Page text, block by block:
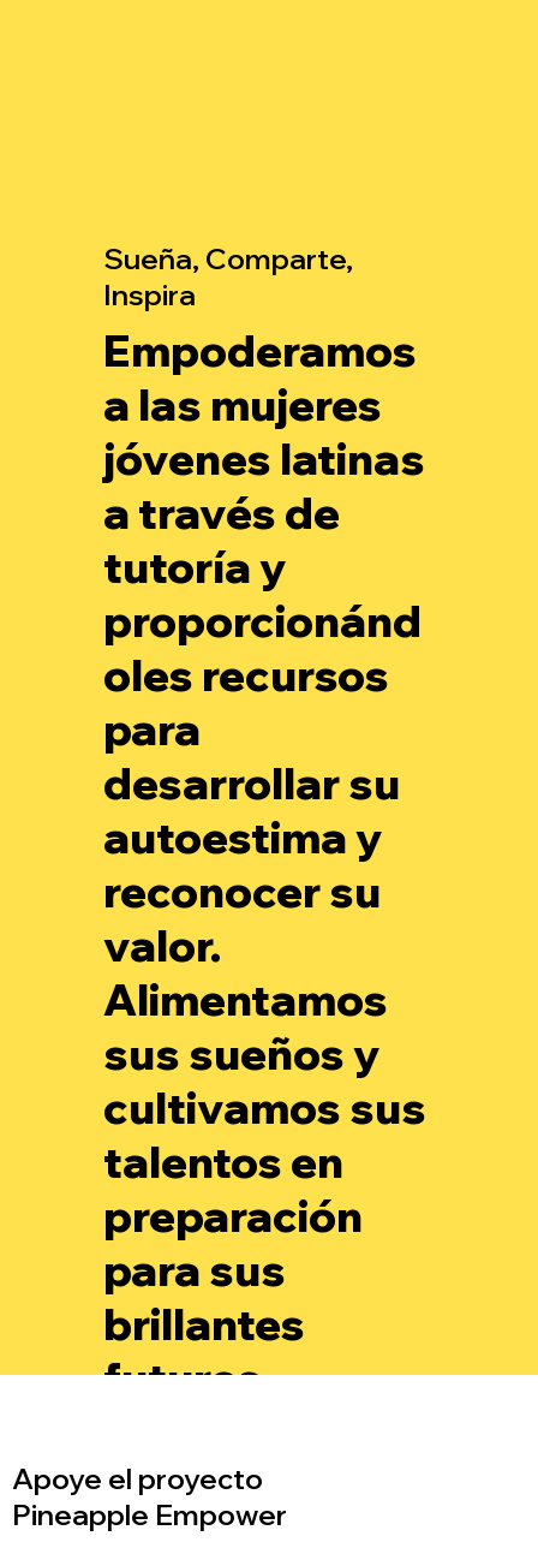
Sueña, Comparte,
Inspira
Empoderamos
a las mujeres
jóvenes latinas
a través de
tutoría y
proporcionánd
oles recursos
para
desarrollar su
autoestima y
reconocer su
valor.
Alimentamos
sus sueños y
cultivamos sus
talentos en
preparación
para sus
brillantes
futuros.
Apoye el proyecto
Pineapple Empower